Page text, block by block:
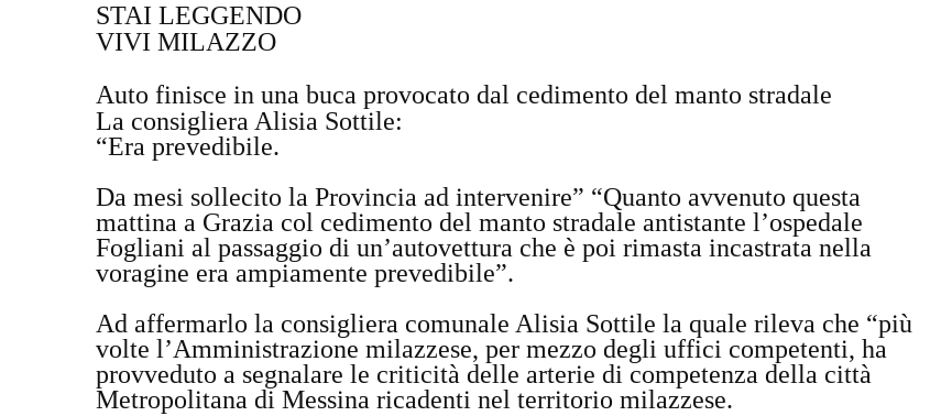
STAI LEGGENDO
VIVI MILAZZO
Auto finisce in una buca provocato dal cedimento del manto stradale
La consigliera Alisia Sottile:
“Era prevedibile.
Da mesi sollecito la Provincia ad intervenire” “Quanto avvenuto questa
mattina a Grazia col cedimento del manto stradale antistante l’ospedale
Fogliani al passaggio di un’autovettura che è poi rimasta incastrata nella
voragine era ampiamente prevedibile”.
Ad affermarlo la consigliera comunale Alisia Sottile la quale rileva che “più
volte l’Amministrazione milazzese, per mezzo degli uffici competenti, ha
provveduto a segnalare le criticità delle arterie di competenza della città
Metropolitana di Messina ricadenti nel territorio milazzese.